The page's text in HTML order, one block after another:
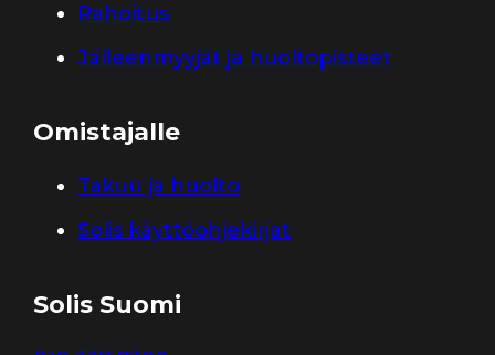
Rahoitus
Jälleenmyyjät ja huoltopisteet
Omistajalle
Takuu ja huolto
Solis käyttöohjekirjat
Solis Suomi